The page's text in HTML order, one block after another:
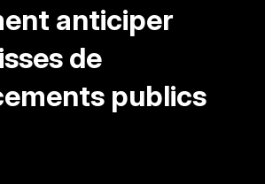
anticiper
de
publics